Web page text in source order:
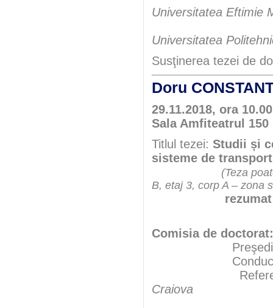
Universitatea Eftimie
Universitatea
Susţinerea tezei de
Doru
29.11.2018, ora
Sala Amfiteatrul 150
Titlul tezei: Studii și
sisteme de transport
(Teza
B, etaj 3, corp A – zona
rezumat
Comisia de doctorat:
Conducător
Craiova